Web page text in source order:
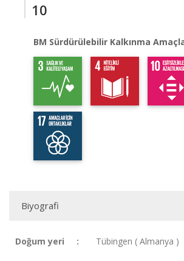
10
BM Sürdürülebilir Kalkınma
Biyografi
Doğum yeri : Tübingen ( Almanya )